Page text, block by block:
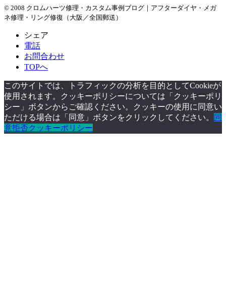
© 2008 クロムハーツ修理・カスタム事例ブログ｜アフターダイヤ・メガ
ネ修理・リング修復（大阪／全国郵送）
シェア
電話
お問合わせ
TOPへ
このサイトでは、トラフィックの分析を目的としてCookieが
使用されます。クッキーポリシーについては「クッキーポリ
シー」ボタンからご確認ください。クッキーの使用に同意い
ただける場合は「同意」ボタンをクリックしてください。
同
意拒否クッキーポリシー